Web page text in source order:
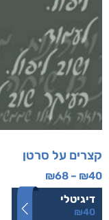
קצרים על סרטן
₪40
–
₪68
דיגיטלי
₪40